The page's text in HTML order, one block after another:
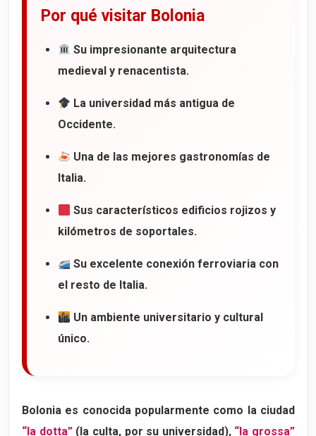
El misterio de los 666 arcos
13. Los mercados de Bolonia
14. Il Quadrilatero
La histórica Osteria del Sole
De las delicatessen al lujo
15. Las puertas de Bolonia
Porta della Mascarella
16. Los parques de Bolonia
El lugar favorito para hacer picnic
17. Secretos de Bolonia
Por qué visitar Bolonia
Su impresionante arquitectura
medieval y renacentista.
La universidad más antigua de
Occidente.
Una de las mejores gastronomías de
Italia.
Sus característicos edificios rojizos y
kilómetros de soportales.
Su excelente conexión ferroviaria con
el resto de Italia.
Un ambiente universitario y cultural
único.
Bolonia es conocida popularmente como la ciudad
“la dotta”(la culta, por su universidad), “la grossa”